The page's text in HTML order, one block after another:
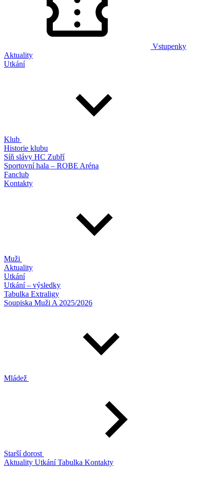
Vstupenky
Aktuality
Utkání
Klub
Historie klubu
Síň slávy HC Zubří
Sportovní hala – ROBE Aréna
Fanclub
Kontakty
Muži
Aktuality
Utkání
Utkání – výsledky
Tabulka Extraligy
Soupiska Muži A 2025/2026
Mládež
Starší dorost
Aktuality UtkáníTabulka Kontakty